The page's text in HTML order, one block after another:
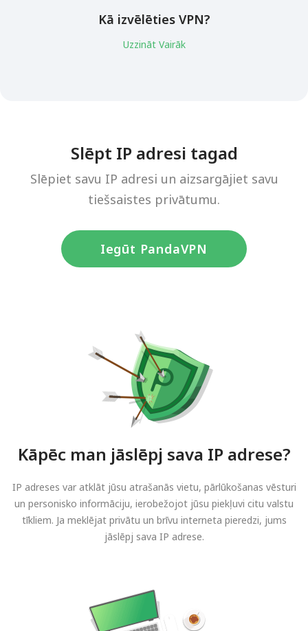
Kā izvēlēties VPN?
Uzzināt Vairāk
Slēpt IP adresi tagad
Slēpiet savu IP adresi un aizsargājiet savu
tiešsaistes privātumu.
Iegūt PandaVPN
Kāpēc man jāslēpj sava IP adrese?
IP adreses var atklāt jūsu atrašanās vietu, pārlūkošanas vēsturi
un personisko informāciju, ierobežojot jūsu piekļuvi citu valstu
tīkliem. Ja meklējat privātu un brīvu interneta pieredzi, jums
jāslēpj sava IP adrese.